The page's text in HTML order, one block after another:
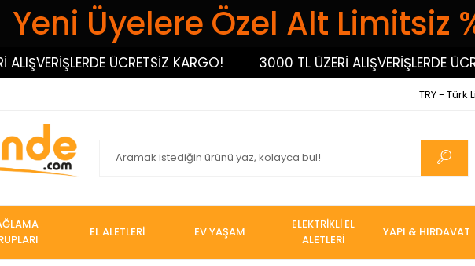
Yeni Üyelere Özel Alt Limitsiz
ÜCRETSİZ KARGO! 3000 TL ÜZERİ ALIŞVERİŞLERDE
TRY - Türk
EL ALETLERİ EV YAŞAM
ELEKTRİKLİ EL
ALETLERİ
YAPI & HIRDAVAT